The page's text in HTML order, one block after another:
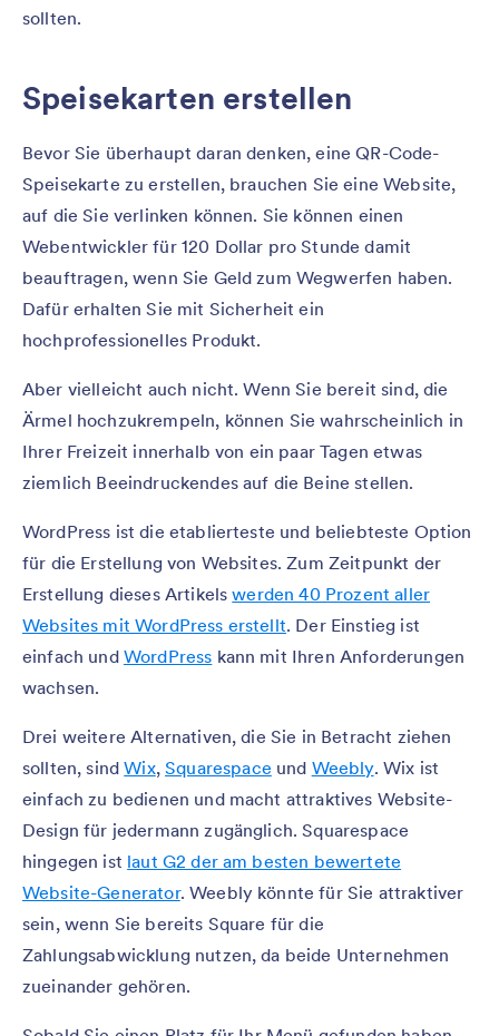
sollten.
Speisekarten erstellen
Bevor Sie überhaupt daran denken, eine QR-Code-
Speisekarte zu erstellen, brauchen Sie eine Website,
auf die Sie verlinken können. Sie können einen
Webentwickler für 120 Dollar pro Stunde damit
beauftragen, wenn Sie Geld zum Wegwerfen haben.
Dafür erhalten Sie mit Sicherheit ein
hochprofessionelles Produkt.
Aber vielleicht auch nicht. Wenn Sie bereit sind, die
Ärmel hochzukrempeln, können Sie wahrscheinlich in
Ihrer Freizeit innerhalb von ein paar Tagen etwas
ziemlich Beeindruckendes auf die Beine stellen.
WordPress ist die etablierteste und beliebteste Option
für die Erstellung von Websites. Zum Zeitpunkt der
Erstellung dieses Artikelswerden 40 Prozent aller
Websites mit WordPress erstellt. Der Einstieg ist
einfach und WordPress kann mit Ihren Anforderungen
wachsen.
Drei weitere Alternativen, die Sie in Betracht ziehen
sollten, sindWix,Squarespace und Weebly. Wix ist
einfach zu bedienen und macht attraktives Website-
Design für jedermann zugänglich. Squarespace
hingegen ist laut G2 der am besten bewertete
Website-Generator. Weebly könnte für Sie attraktiver
sein, wenn Sie bereits Square für die
Zahlungsabwicklung nutzen, da beide Unternehmen
zueinander gehören.